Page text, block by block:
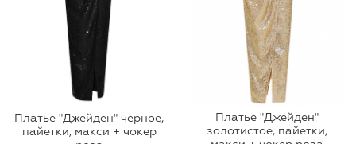
Платье "Джейден" черное,
пайетки, макси + чокер
Платье "Джейден"
золотистое, пайетки,